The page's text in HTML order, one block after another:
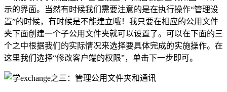
示的界面。当然有时候我们需要注意的是在执行操作“管理设
置”的时候，有时候是不能建立哦！我只要在相应的公用文件
夹下面创建一个子公用文件夹就可以设置了。可以在下面的三
个之中根据我们的实际情况来选择要具体完成的实施操作。在
这里我们选择“修改客户端的权限”，单击下一步即可。